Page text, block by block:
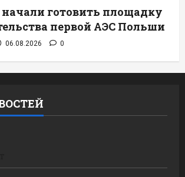
готовить площадку
первой АЭС Польши
06.08.2026 0